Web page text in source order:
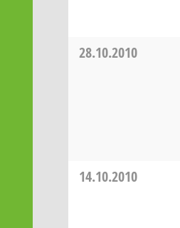
28.10.2010
14.10.2010